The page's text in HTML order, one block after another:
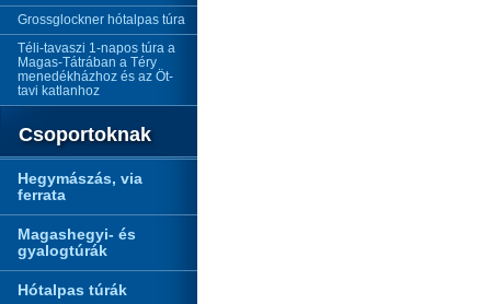
Grossglockner hótalpas túra
Téli-tavaszi 1-napos túra a
Magas-Tátrában a Téry
menedékházhoz és az Öt-
tavi katlanhoz
Csoportoknak
Hegymászás, via
ferrata
Magashegyi- és
gyalogtúrák
Hótalpas túrák